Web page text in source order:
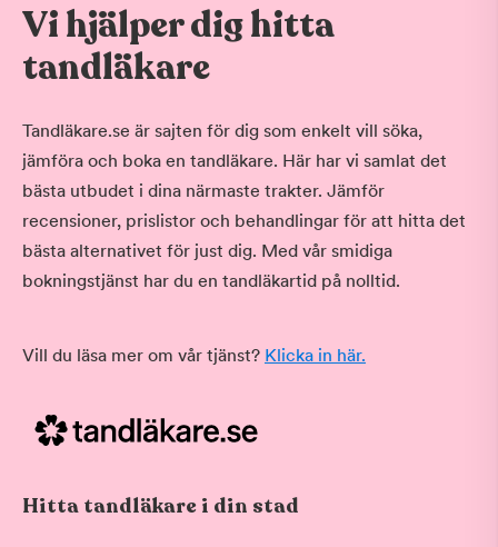
Vi hjälper dig hitta
tandläkare
Tandläkare.se är sajten för dig som enkelt vill söka,
jämföra och boka en tandläkare. Här har vi samlat det
bästa utbudet i dina närmaste trakter. Jämför
recensioner, prislistor och behandlingar för att hitta det
bästa alternativet för just dig. Med vår smidiga
bokningstjänst har du en tandläkartid på nolltid.
Vill du läsa mer om vår tjänst? Klicka in här.
Hitta tandläkare i din stad